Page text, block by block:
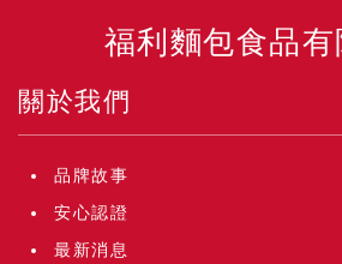
福利麵包食品有
關於我們
品牌故事
安心認證
最新消息